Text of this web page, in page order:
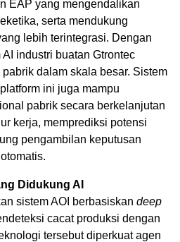
EAP yang mengendalikan
serta mendukung
lebih terintegrasi. Dengan
industri buatan Gtrontec
dalam skala besar. Sistem
ini juga mampu
pabrik secara berkelanjutan
kerja, memprediksi potensi
pengambilan keputusan
Didukung AI
sistem AOI berbasiskan deep
cacat produksi dengan
tersebut diperkuat agen